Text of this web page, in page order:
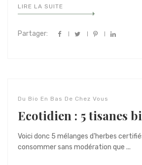
LIRE LA SUITE
Partager:
Du Bio En Bas De Chez Vous
Ecotidien : 5 tisanes
Voici donc 5 mélanges d'herbes
consommer sans modération que ...